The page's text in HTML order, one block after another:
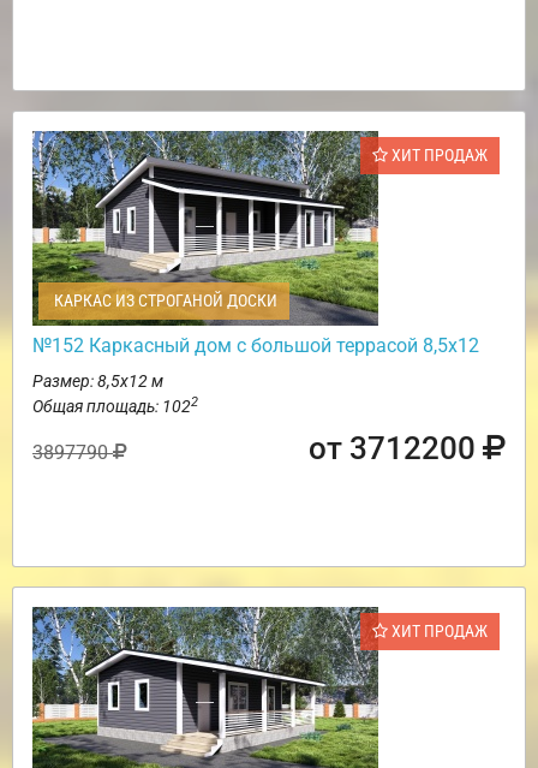
ХИТ ПРОДАЖ
КАРКАС ИЗ СТРОГАНОЙ ДОСКИ
№152 Каркасный дом с большой террасой 8,5х12
Размер: 8,5х12 м
Общая площадь: 1022
3897790 от 3712200
ХИТ ПРОДАЖ